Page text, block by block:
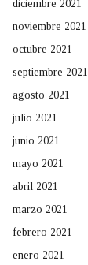
diciembre 2021
noviembre 2021
octubre 2021
septiembre 2021
agosto 2021
julio 2021
junio 2021
mayo 2021
abril 2021
marzo 2021
febrero 2021
enero 2021